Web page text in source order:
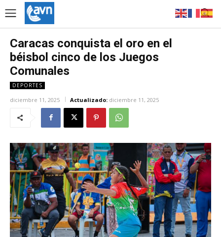
Caracas conquista el oro en el
béisbol cinco de los Juegos
Comunales
DEPORTES
diciembre 11, 2025 Actualizado: diciembre 11, 2025